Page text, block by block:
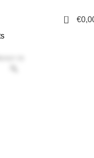
0 €